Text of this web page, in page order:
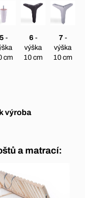
5 -
cm
6 -
výška
10 cm
7 -
výška
10 cm
výroba
a matrací: